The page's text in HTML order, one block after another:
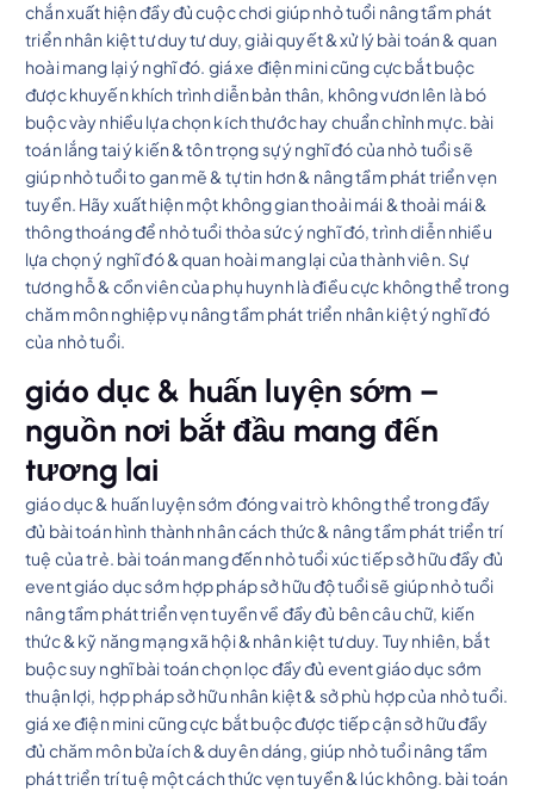
chắn xuất hiện đầy đủ cuộc chơi giúp nhỏ tuổi nâng tầm phát
triển nhân kiệt tư duy tư duy, giải quyết & xử lý bài toán & quan
hoài mang lại ý nghĩ đó. giá xe điện mini cũng cực bắt buộc
được khuyến khích trình diễn bản thân, không vươn lên là bó
buộc vày nhiều lựa chọn kích thước hay chuẩn chỉnh mực. bài
toán lắng tai ý kiến & tôn trọng sự ý nghĩ đó của nhỏ tuổi sẽ
giúp nhỏ tuổi to gan mẽ & tự tin hơn & nâng tầm phát triển vẹn
tuyền. Hãy xuất hiện một không gian thoải mái & thoải mái &
thông thoáng để nhỏ tuổi thỏa sức ý nghĩ đó, trình diễn nhiều
lựa chọn ý nghĩ đó & quan hoài mang lại của thành viên. Sự
tương hỗ & cồn viên của phụ huynh là điều cực không thể trong
chăm môn nghiệp vụ nâng tầm phát triển nhân kiệt ý nghĩ đó
của nhỏ tuổi.
giáo dục & huấn luyện sớm –
nguồn nơi bắt đầu mang đến
tương lai
giáo dục & huấn luyện sớm đóng vai trò không thể trong đầy
đủ bài toán hình thành nhân cách thức & nâng tầm phát triển trí
tuệ của trẻ. bài toán mang đến nhỏ tuổi xúc tiếp sở hữu đầy đủ
event giáo dục sớm hợp pháp sở hữu độ tuổi sẽ giúp nhỏ tuổi
nâng tầm phát triển vẹn tuyền về đầy đủ bên câu chữ, kiến
thức & kỹ năng mạng xã hội & nhân kiệt tư duy. Tuy nhiên, bắt
buộc suy nghĩ bài toán chọn lọc đầy đủ event giáo dục sớm
thuận lợi, hợp pháp sở hữu nhân kiệt & sở phù hợp của nhỏ tuổi.
giá xe điện mini cũng cực bắt buộc được tiếp cận sở hữu đầy
đủ chăm môn bửa ích & duyên dáng, giúp nhỏ tuổi nâng tầm
phát triển trí tuệ một cách thức vẹn tuyền & lúc không. bài toán